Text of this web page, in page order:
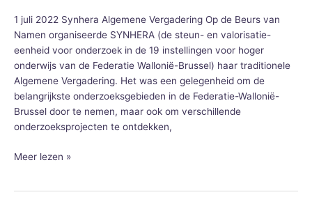
1 juli 2022 Synhera Algemene Vergadering Op de Beurs van
Namen organiseerde SYNHERA (de steun- en valorisatie-
eenheid voor onderzoek in de 19 instellingen voor hoger
onderwijs van de Federatie Wallonië-Brussel) haar traditionele
Algemene Vergadering. Het was een gelegenheid om de
belangrijkste onderzoeksgebieden in de Federatie-Wallonië-
Brussel door te nemen, maar ook om verschillende
onderzoeksprojecten te ontdekken,
Meer lezen »